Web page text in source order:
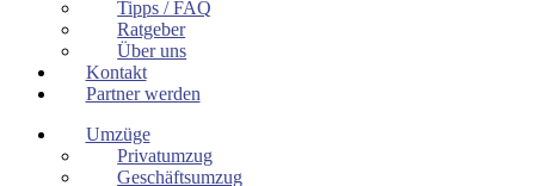
Tipps / FAQ
Ratgeber
Über uns
Kontakt
Partner werden
Umzüge
Privatumzug
Geschäftsumzug